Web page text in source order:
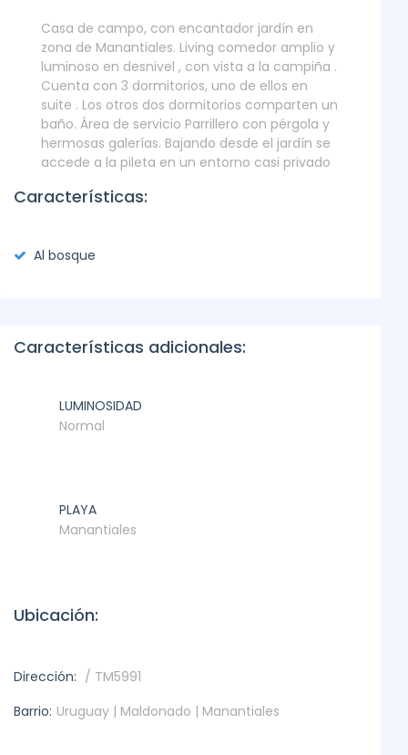
Casa de campo, con encantador jardín en
zona de Manantiales. Living comedor amplio y
luminoso en desnivel , con vista a la campiña .
Cuenta con 3 dormitorios, uno de ellos en
suite . Los otros dos dormitorios comparten un
baño. Área de servicio Parrillero con pérgola y
hermosas galerías. Bajando desde el jardín se
accede a la pileta en un entorno casi privado
Características:
Al bosque
Características adicionales:
LUMINOSIDAD
Normal
PLAYA
Manantiales
Ubicación:
Dirección: / TM5991
Barrio: Uruguay | Maldonado | Manantiales